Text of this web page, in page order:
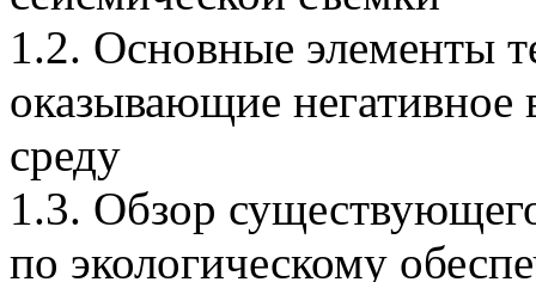
1.2. Основные элементы
оказывающие
среду
1.3. Обзор
по экологическому